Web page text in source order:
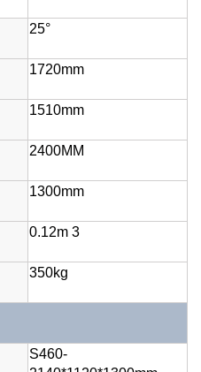
25°
1720mm
1510mm
2400MM
1300mm
0.12m 3
350kg
S460-